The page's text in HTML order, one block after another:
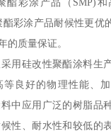
酯彩涂产品耐候性更优
的质量保证。
用硅改性聚酯涂料生
等良好的物理性能、
中应用广泛的树脂品
性、耐水性和较低的